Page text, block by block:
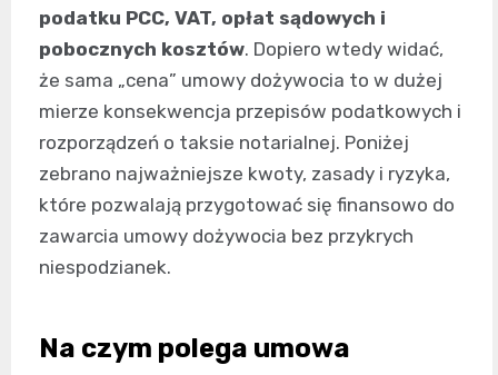
podatku PCC, VAT, opłat sądowych i
pobocznych kosztów. Dopiero wtedy widać,
że sama „cena” umowy dożywocia to w dużej
mierze konsekwencja przepisów podatkowych i
rozporządzeń o taksie notarialnej. Poniżej
zebrano najważniejsze kwoty, zasady i ryzyka,
które pozwalają przygotować się finansowo do
zawarcia umowy dożywocia bez przykrych
niespodzianek.
Na czym polega umowa